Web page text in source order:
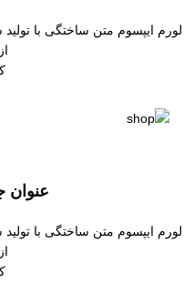
لورم ایپسوم متن ساختگی با
عنوان
لورم ایپسوم متن ساختگی با